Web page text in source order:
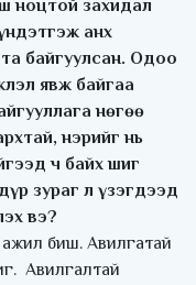
ноцтой захидал
анх
байгуулсан. Одоо
явж байгаа
нөгөө
нэрийг нь
ч байх шиг
зураг л үзэгдээд
вэ?
биш. Авилгатай
Авилгалтай